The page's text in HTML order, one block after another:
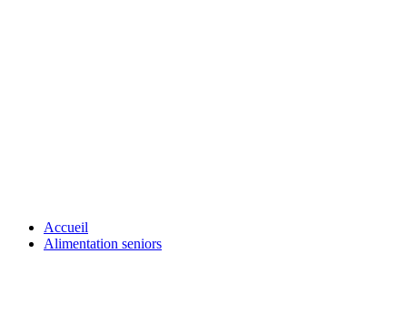
Accueil
Alimentation seniors